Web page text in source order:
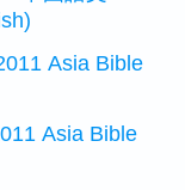
Asia Bible
Asia Bible